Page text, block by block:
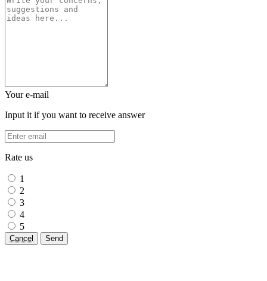
Your e-mail
Input it if you want to receive answer
Rate us
1
2
3
4
5
Cancel Send